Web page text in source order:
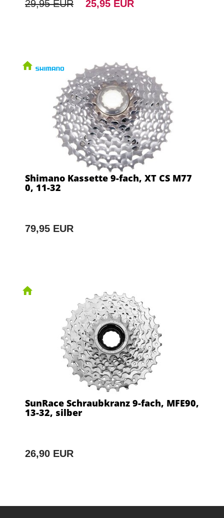
29,95 EUR 25,95 EUR
Shimano Kassette 9-fach, XT CS M77
0, 11-32
79,95 EUR
SunRace Schraubkranz 9-fach, MFE90,
13-32, silber
26,90 EUR